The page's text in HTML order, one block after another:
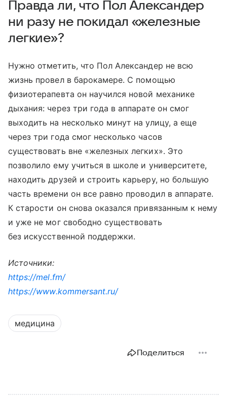
Правда ли, что Пол Александер
ни разу не покидал «железные
легкие»?
Нужно отметить, что Пол Александер не всю
жизнь провел в барокамере. С помощью
физиотерапевта он научился новой механике
дыхания: через три года в аппарате он смог
выходить на несколько минут на улицу, а еще
через три года смог несколько часов
существовать вне «железных легких». Это
позволило ему учиться в школе и университете,
находить друзей и строить карьеру, но большую
часть времени он все равно проводил в аппарате.
К старости он снова оказался привязанным к нему
и уже не мог свободно существовать
без искусственной поддержки.
Источники:
https://mel.fm/
https://www.kommersant.ru/
медицина
Поделиться